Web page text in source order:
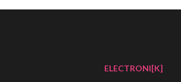
ELECTRONI[K]